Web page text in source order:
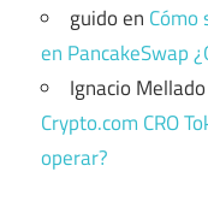
guidoen Cómo
en PancakeSwap
Ignacio
Crypto.com CRO
operar?